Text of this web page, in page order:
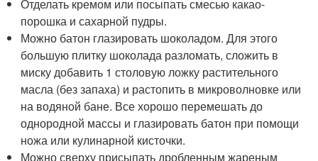
Отделать кремом или посыпать смесью какао-
порошка и сахарной пудры.
Можно батон глазировать шоколадом. Для этого
большую плитку шоколада разломать, сложить в
миску добавить 1 столовую ложку растительного
масла (без запаха) и растопить в микроволновке или
на водяной бане. Все хорошо перемешать до
однородной массы и глазировать батон при помощи
ножа или кулинарной кисточки.
Можно сверху присыпать дробленным жареным